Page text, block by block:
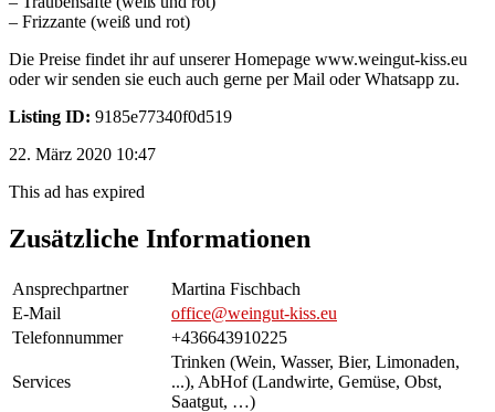
– Frizzante (weiß und rot)
Die Preise findet ihr auf unserer Homepage www.weingut-kiss.eu
oder wir senden sie euch auch gerne per Mail oder Whatsapp zu.
Listing ID: 9185e77340f0d519
22. März 2020 10:47
This ad has expired
Zusätzliche Informationen
Ansprechpartner
Martina Fischbach
E-Mail
office@weingut-kiss.eu
Telefonnummer
+436643910225
Services
Trinken (Wein, Wasser, Bier, Limonaden,
...), AbHof (Landwirte, Gemüse, Obst,
Saatgut, …)